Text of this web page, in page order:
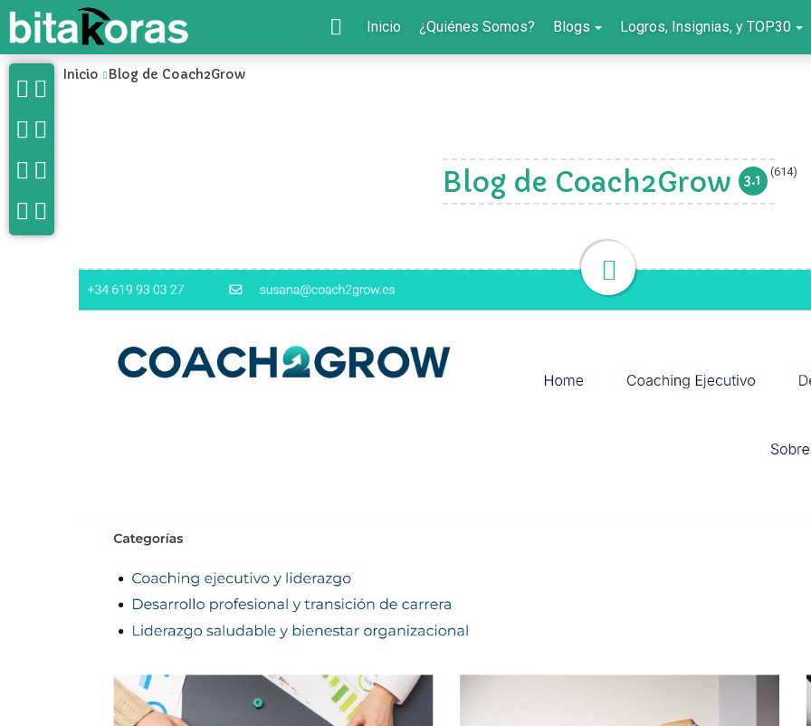
Inicio ¿Quiénes Somos? Blogs Logros, Insignias, y TOP30
Inicio Blog de Coach2Grow
Blog de Coach2Grow 3.1 (614)